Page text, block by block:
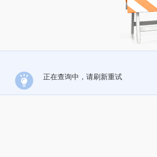
正在查询中，请刷新重试